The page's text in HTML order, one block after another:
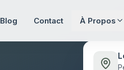
Blog Contact À Propos